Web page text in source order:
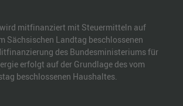
mitfinanziert mit Steuermitteln auf
Sächsischen Landtag beschlossenen
des Bundesministeriums für
erfolgt auf der Grundlage des vom
beschlossenen Haushaltes.